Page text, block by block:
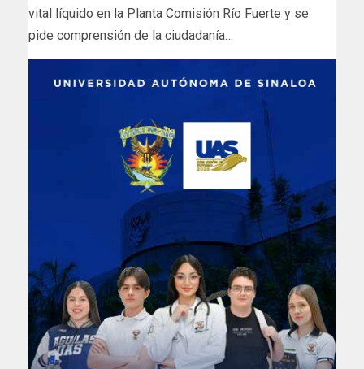
vital líquido en la Planta Comisión Río Fuerte y se
pide comprensión de la ciudadanía…